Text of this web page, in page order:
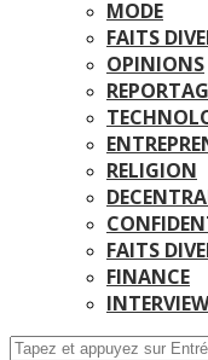
MODE
FAITS
OPINIONS
RELIGION
FAITS
FINANCE
INTERVIEW